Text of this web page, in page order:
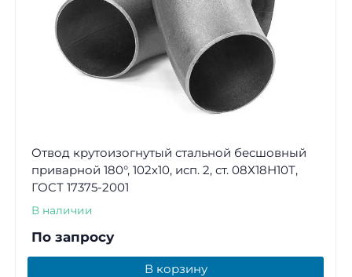
Отвод крутоизогнутый стальной бесшовный
приварной 180°, 102х10, исп. 2, ст. 08Х18Н10Т,
ГОСТ 17375-2001
В наличии
По запросу
В корзину